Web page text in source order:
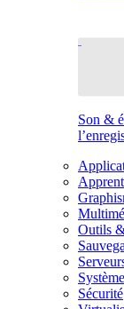
Son &
Outils
Sécurité